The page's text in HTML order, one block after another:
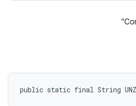
public static final String